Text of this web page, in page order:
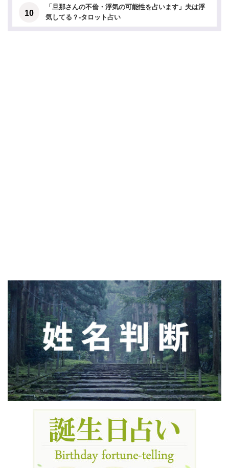
「旦那さんの不倫・浮気の可能性を占います」夫は浮
気してる？-タロット占い